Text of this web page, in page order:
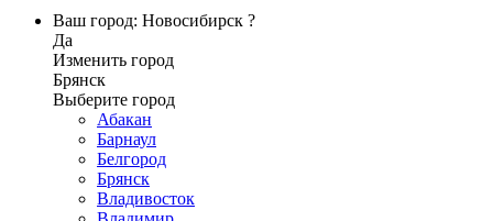
Ваш город: Новосибирск ?
Да
Изменить город
Брянск
Выберите город
Абакан
Барнаул
Белгород
Брянск
Владивосток